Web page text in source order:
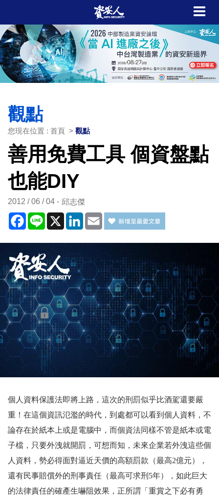
觀點
您現在位置 : 首頁 > 觀點
善用免費工具 個資盤點
也能DIY
2012 / 06 / 04 邱志傑
Facebook
Line X LinkedIn
Email
個人資料保護法即將上路，這次的刑罰似乎比酒駕還要嚴
重！在這個資訊氾濫的時代，到處都可以看到個人資料，不
論存在於紙本上或是電腦中 ，而個資法同樣不管是紙本或電
子檔，只要外洩就開罰，可想而知，未來企業若外洩這些個
人資料，勢必得面對逼近天價的高額罰款（最高2億元），
還有民事賠償外的刑事責任（最高可求刑 5年），如此巨大
的法律責任的確產生嚇阻效果，正所謂「重賞之下必有勇